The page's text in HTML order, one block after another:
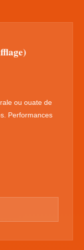
ou ouate de
Performances